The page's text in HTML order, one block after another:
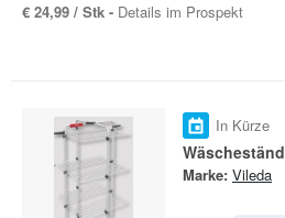
€ 24,99 / Stk - Details im Prospekt
In Kürze
Marke: Vileda